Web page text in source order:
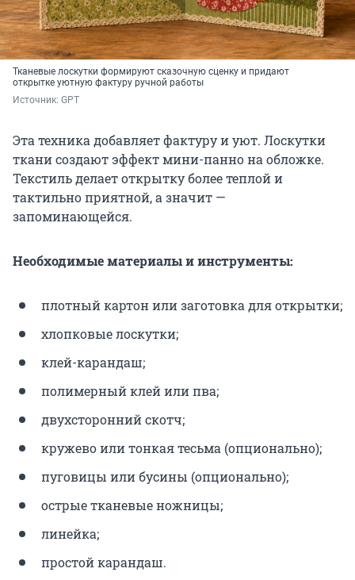
Тканевые лоскутки формируют сказочную сценку и придают
открытке уютную фактуру ручной работы
Источник: GPT
Эта техника добавляет фактуру и уют. Лоскутки
ткани создают эффект мини-панно на обложке.
Текстиль делает открытку более теплой и
тактильно приятной, а значит —
запоминающейся.
Необходимые материалы и инструменты:
плотный картон или заготовка для открытки;
хлопковые лоскутки;
клей-карандаш;
полимерный клей или пва;
двухсторонний скотч;
кружево или тонкая тесьма (опционально);
пуговицы или бусины (опционально);
острые тканевые ножницы;
линейка;
простой карандаш.